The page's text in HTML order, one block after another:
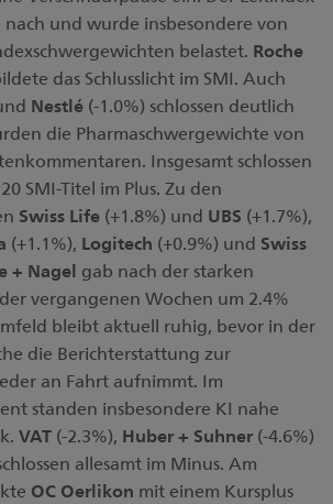
nach und wurde insbesondere von
belastet. Roche
das Schlusslicht im SMI. Auch
Nestlé (-1.0%) schlossen deutlich
die Pharmaschwergewichte von
Insgesamt schlossen
SMI-Titel im Plus. Zu den
Swiss Life (+1.8%) und UBS (+1.7%),
(+1.1%), Logitech (+0.9%) und Swiss
+ Nagel gab nach der starken
vergangenen Wochen um 2.4%
bleibt aktuell ruhig, bevor in der
die Berichterstattung zur
an Fahrt aufnimmt. Im
standen insbesondere KI nahe
VAT (-2.3%), Huber + Suhner (-4.6%)
allesamt im Minus. Am
OC Oerlikon mit einem Kursplus